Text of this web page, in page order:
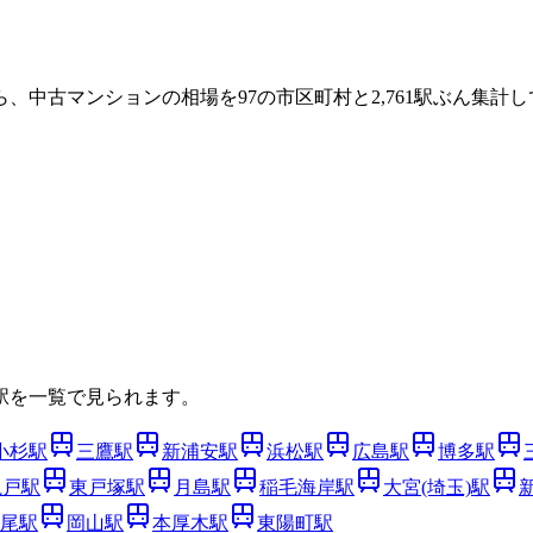
、中古マンションの相場を97の市区町村と 2,761駅ぶん集計
一覧で見られます。
杉駅 三鷹駅 新浦安駅 浜松駅 広島駅 博多駅
駅 東戸塚駅 月島駅 稲毛海岸駅 大宮(埼玉)駅
駅 岡山駅 本厚木駅 東陽町駅